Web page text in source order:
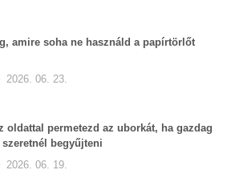
amire soha ne használd a papírtörlőt
2026. 06. 23.
oldattal permetezd az uborkát, ha gazdag
szeretnél begyűjteni
2026. 06. 19.